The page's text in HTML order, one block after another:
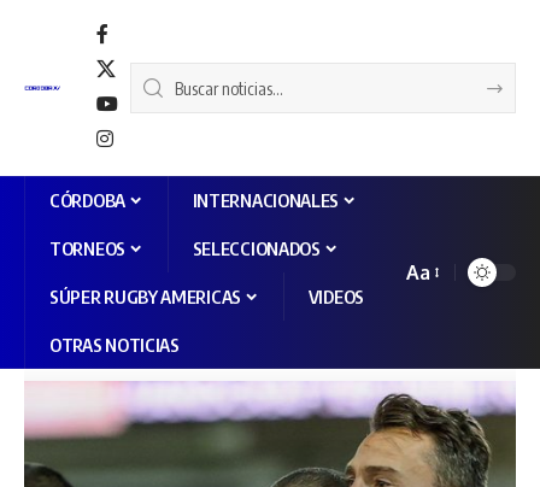
CÓRDOBA INTERNACIONALES
TORNEOS SELECCIONADOS
SÚPER RUGBY AMERICAS VIDEOS
OTRAS NOTICIAS
Aa